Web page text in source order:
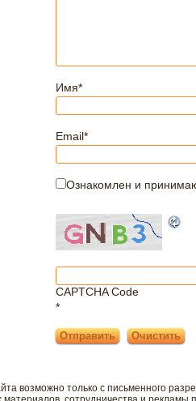
Имя*
Email*
Ознакомлен и
CAPTCHA Code
*
возможно только с письменного